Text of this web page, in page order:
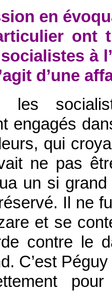
en
ont
à
d’une
les
engagés
qui
ne pas
un si
Il ne
et se
contre le
C’est